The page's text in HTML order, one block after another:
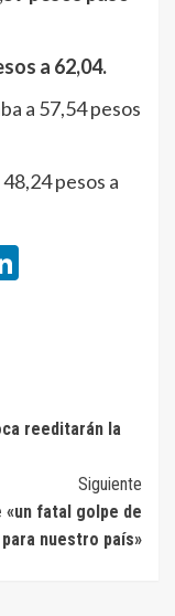
a 62,04.
a 57,54 pesos
pesos a
reeditarán la
Siguiente
«un fatal golpe de
nuestro país»